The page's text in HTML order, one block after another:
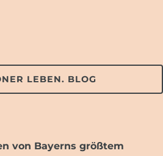
LEBEN. BLOG
von Bayerns größtem